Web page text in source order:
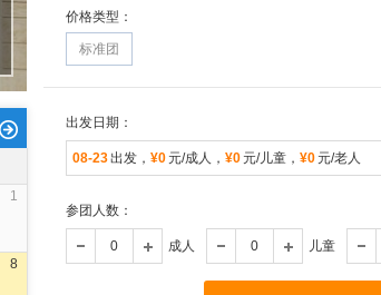
1
8
价格类型：
标准团
出发日期：
08-23出发， ¥0元/成人， ¥0元/儿童， ¥0元/老人
参团人数：
成人 儿童